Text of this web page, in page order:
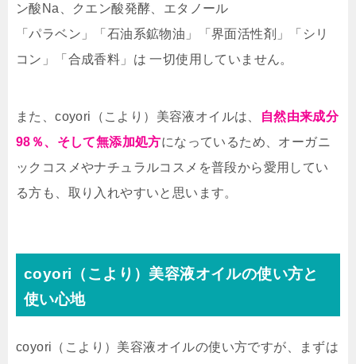
ン酸Na、クエン酸発酵、エタノール
「パラベン」「石油系鉱物油」「界面活性剤」「シリ
コン」「合成香料」は 一切使用していません。
また、coyori（こより）美容液オイルは、
自然由来成分
98％、そして無添加処方になっているため、オーガニ
ックコスメやナチュラルコスメを普段から愛用してい
る方も、取り入れやすいと思います。
coyori（こより）美容液オイルの使い方と
使い心地
coyori（こより）美容液オイルの使い方ですが、まずは